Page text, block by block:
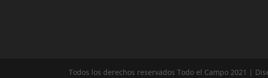
Todos los derechos reservados Todo el Campo 2021 |